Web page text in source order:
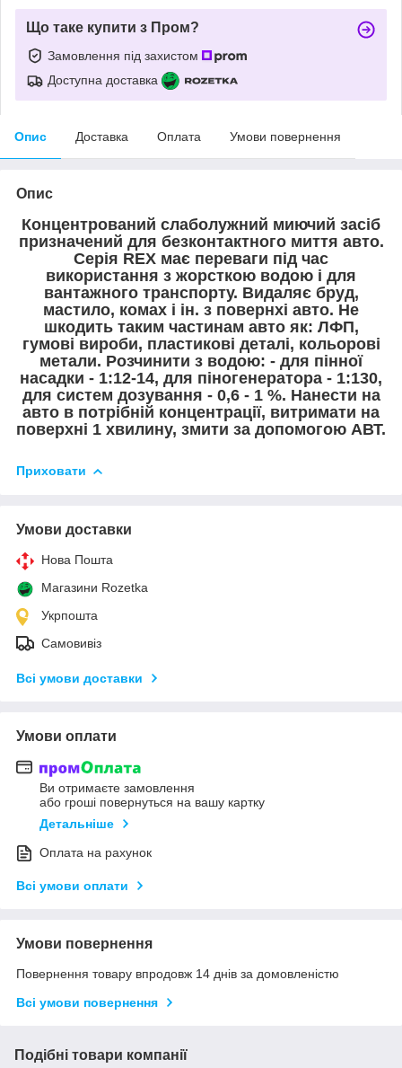
Що таке купити з Пром?
Замовлення під захистом
Доступна доставка
Опис Доставка Оплата Умови повернення
Опис
Концентрований слаболужний миючий засіб
призначений для безконтактного миття авто.
Серія REX має переваги під час
використання з жорсткою водою і для
вантажного транспорту. Видаляє бруд,
мастило, комах і ін. з повернхі авто. Не
шкодить таким частинам авто як: ЛФП,
гумові вироби, пластикові деталі, кольорові
метали. Розчинити з водою: - для пінної
насадки - 1:12-14, для піногенератора - 1:130,
для систем дозування - 0,6 - 1 %. Нанести на
авто в потрібній концентрації, витримати на
поверхні 1 хвилину, змити за допомогою АВТ.
Приховати
Умови доставки
Нова Пошта
Магазини Rozetka
Укрпошта
Самовивіз
Всі умови доставки
Умови оплати
Ви отримаєте замовлення
або гроші повернуться на вашу картку
Детальніше
Оплата на рахунок
Всі умови оплати
Умови повернення
Повернення товару впродовж 14 днів за домовленістю
Всі умови повернення
Подібні товари компанії